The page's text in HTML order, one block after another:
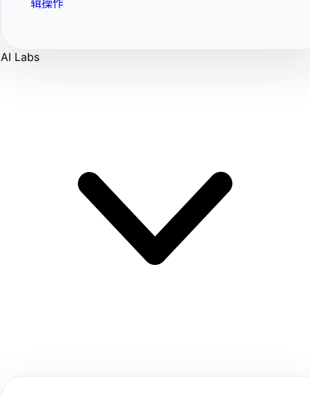
AI Labs